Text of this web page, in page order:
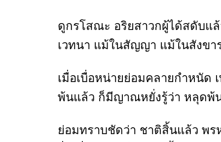
ดูกรโสณะ อริยสาวกผู้ได้สดับแ
เวทนา แม้ในสัญญา แม้ในสังข
เมื่อเบื่อหน่ายย่อมคลายกำหนัด
พ้นแล้ว ก็มีญาณหยั่งรู้ว่า หลุดพ้
ย่อมทราบชัดว่า ชาติสิ้นแล้ว พร